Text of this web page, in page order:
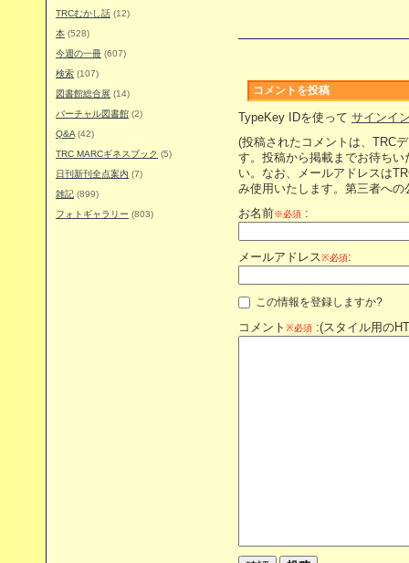
TRCむかし話 (12)
本 (528)
今週の一冊 (607)
検索 (107)
図書館総合展 (14)
バーチャル図書館 (2)
Q&A (42)
TRC MARCギネスブック (5)
日刊新刊全点案内 (7)
雑記 (899)
フォトギャラリー (803)
コメントを投稿
TypeKey IDを使って サインイ
(投稿されたコメントは、TRC
す。投稿から掲載までお待ち
い。なお、メールアドレスは
み使用いたします。第三者へ
お名前※必須 :
メールアドレス※必須:
この情報を登録しますか?
コメント ※必須 :(スタイル用の